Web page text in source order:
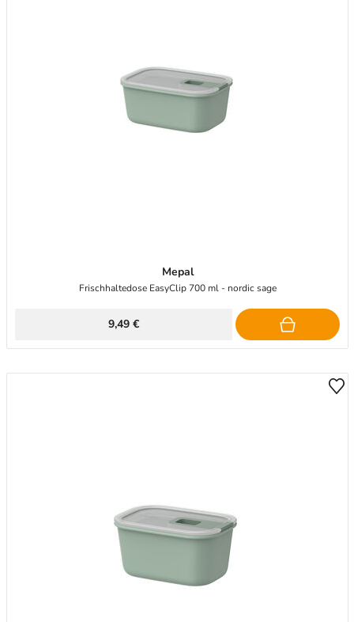
Mepal
Frischhaltedose EasyClip 700 ml - nordic sage
9,49 €